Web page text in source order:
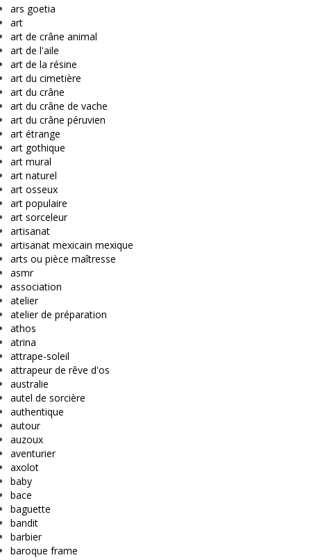
ars goetia
art
art de crâne animal
art de l'aile
art de la résine
art du cimetière
art du crâne
art du crâne de vache
art du crâne péruvien
art étrange
art gothique
art mural
art naturel
art osseux
art populaire
art sorceleur
artisanat
artisanat mexicain mexique
arts ou pièce maîtresse
asmr
association
atelier
atelier de préparation
athos
atrina
attrape-soleil
attrapeur de rêve d'os
australie
autel de sorcière
authentique
autour
auzoux
aventurier
axolot
baby
bace
baguette
bandit
barbier
baroque frame